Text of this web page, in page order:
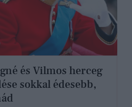
és Vilmos herceg
sokkal édesebb,